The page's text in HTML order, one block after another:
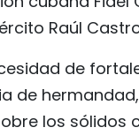
Raúl
de
de
los sólidos